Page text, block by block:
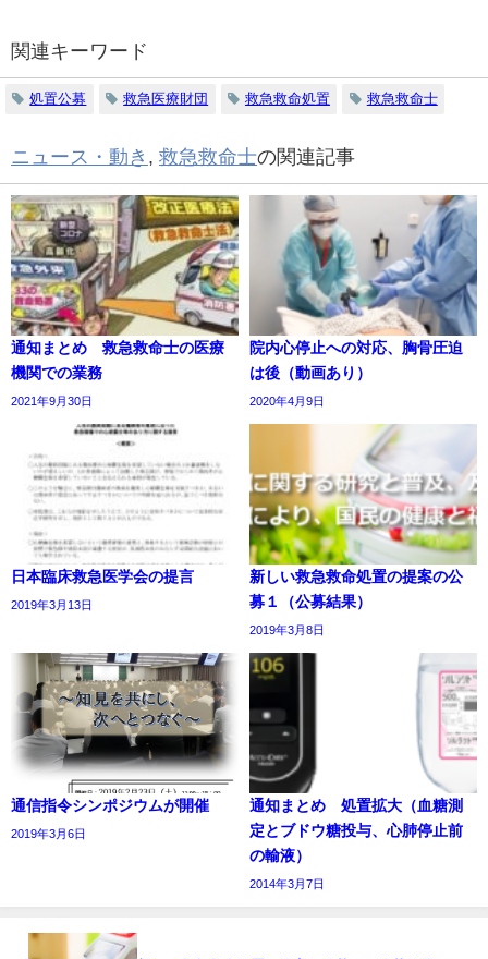
関連キーワード
処置公募 救急医療財団 救急救命処置 救急救命士
ニュース・動き 救急救命士の関連記事
通知まとめ 救急救命士の医療
機関での業務
2021年9月30日
院内心停止への対応、胸骨圧迫
は後（動画あり）
2020年4月9日
日本臨床救急医学会の提言
2019年3月13日
新しい救急救命処置の提案の公
募１（公募結果）
2019年3月8日
通信指令シンポジウムが開催
2019年3月6日
通知まとめ 処置拡大（血糖測
定とブドウ糖投与、心肺停止前
の輸液）
2014年3月7日